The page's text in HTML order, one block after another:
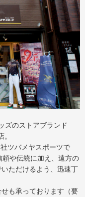
ズのストアブランド
ツバメヤスポーツで
や伝統に加え、遠方の
ただけるよう、迅速丁
も承っております（要